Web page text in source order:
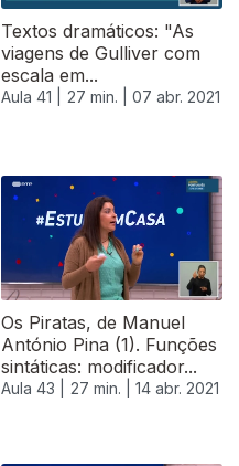
Textos dramáticos: "As
viagens de Gulliver com
escala em...
Aula 41 | 27 min. | 07 abr. 2021
Os Piratas, de Manuel
António Pina (1). Funções
sintáticas: modificador...
Aula 43 | 27 min. | 14 abr. 2021